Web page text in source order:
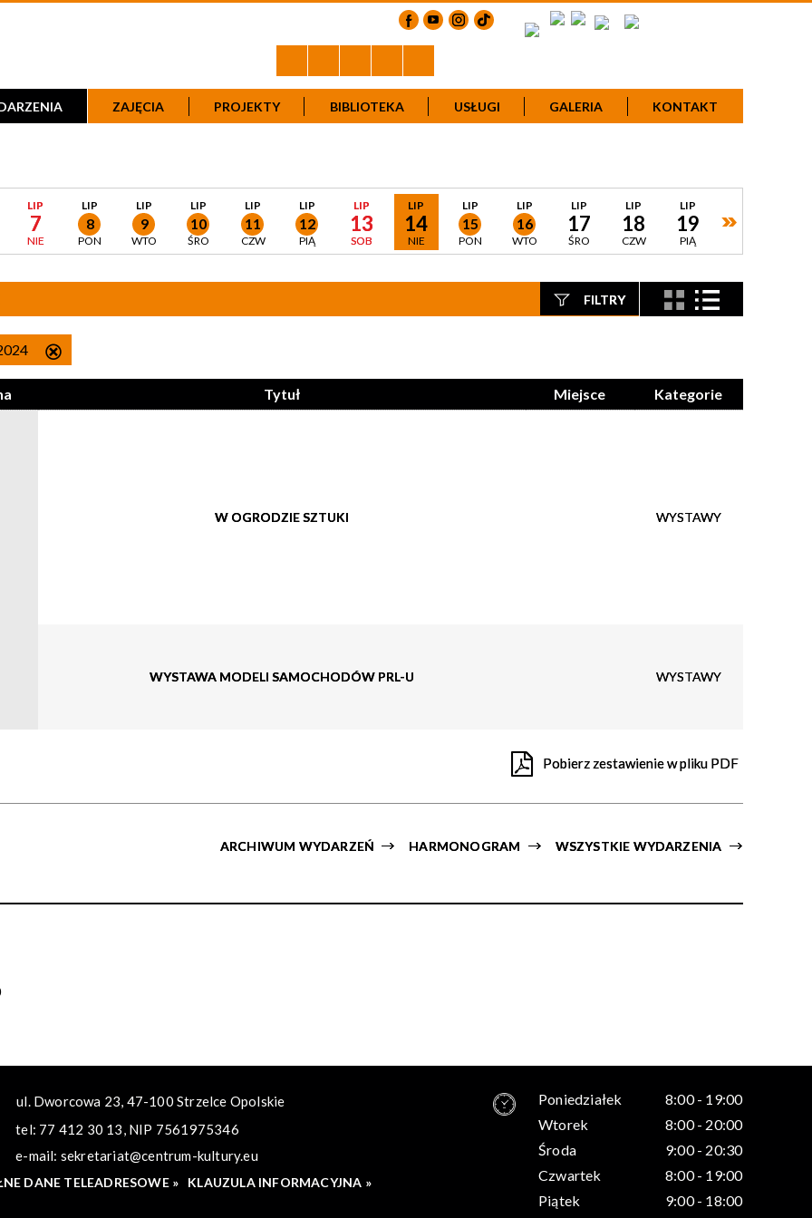
ZAJĘCIA PROJEKTY BIBLIOTEKA USŁUGI GALERIA KONTAKT
LIP
7
NIE
LIP
8
PON
LIP
9
WTO
LIP
10
ŚRO
LIP
11
CZW
LIP
12
PIĄ
LIP
13
SOB
LIP
14
NIE
LIP
15
PON
LIP
16
WTO
LIP
17
ŚRO
LIP
18
CZW
LIP
19
PIĄ
FILTRY
Kategoria
ten
Tytuł Miejsce Kategorie
W OGRODZIE SZTUKI WYSTAWY
WYSTAWA MODELI SAMOCHODÓW PRL-U WYSTAWY
Pobierz zestawienie w pliku PDF
WSZYSTKIE WYDARZENIA
HARMONOGRAM
ARCHIWUM WYDARZEŃ
ul. Dworcowa 23, 47-100 Strzelce Opolskie
tel: 77 412 30 13, NIP 7561975346
e-mail: sekretariat@centrum-kultury.eu
DANE TELEADRESOWE » KLAUZULA INFORMACYJNA »
Poniedziałek
8:00 - 19:00
Wtorek
8:00 - 20:00
Środa
9:00 - 20:30
Czwartek
8:00 - 19:00
Piątek
9:00 - 18:00